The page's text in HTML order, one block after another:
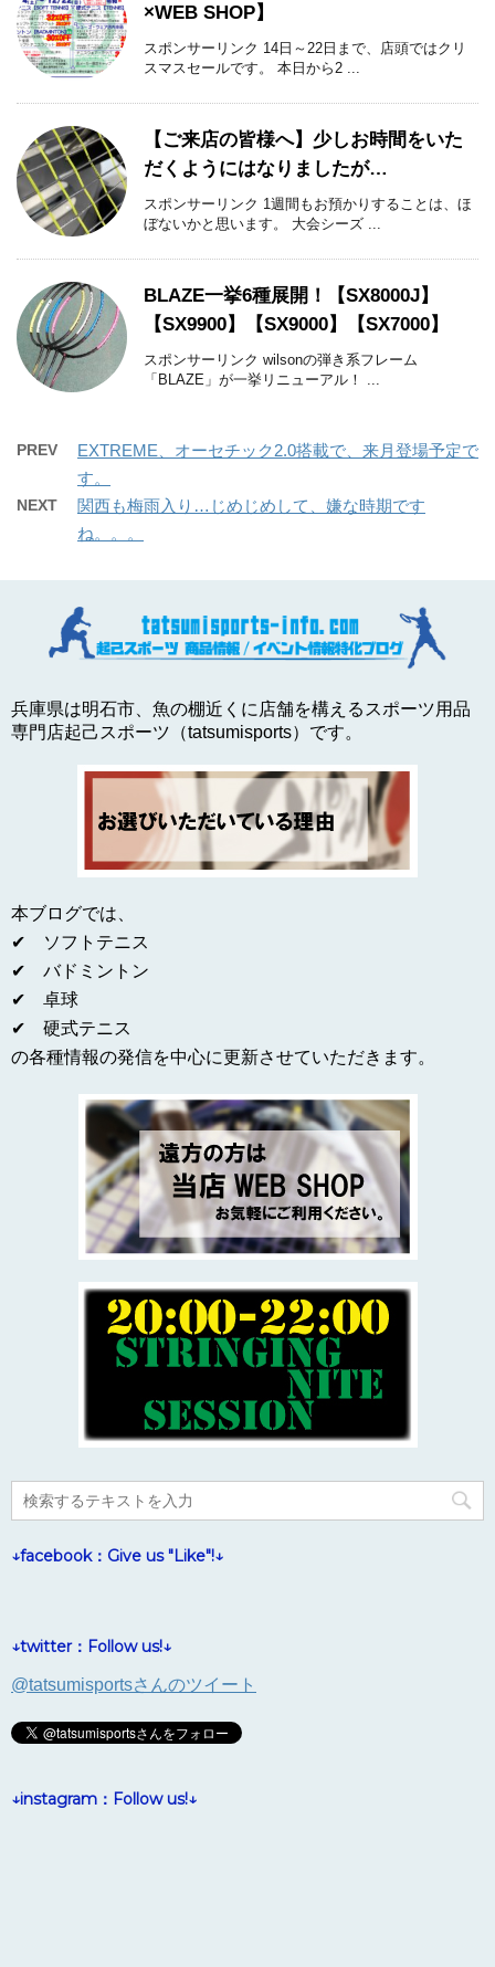
×WEB SHOP】
スポンサーリンク 14日～22日まで、店頭ではクリ
スマスセールです。 本日から2 ...
【ご来店の皆様へ】少しお時間をいた
だくようにはなりましたが…
スポンサーリンク 1週間もお預かりすることは、ほ
ぼないかと思います。 大会シーズ ...
BLAZE一挙6種展開！【SX8000J】
【SX9900】【SX9000】【SX7000】
スポンサーリンク wilsonの弾き系フレーム
「BLAZE」が一挙リニューアル！ ...
PREV
EXTREME、オーセチック2.0搭載で、来月登場予定で
す。
NEXT
関西も梅雨入り…じめじめして、嫌な時期です
ね。。。
兵庫県は明石市、魚の棚近くに店舗を構えるスポーツ用品
専門店起己スポーツ（tatsumisports）です。
本ブログでは、
✔ ソフトテニス
✔ バドミントン
✔ 卓球
✔ 硬式テニス
の各種情報の発信を中心に更新させていただきます。
↓facebook：Give us "Like"!↓
↓twitter：Follow us!↓
@tatsumisportsさんのツイート
↓instagram：Follow us!↓